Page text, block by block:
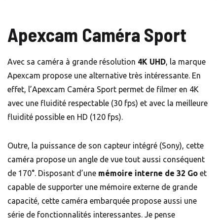
Apexcam Caméra Sport
Avec sa caméra à grande résolution 4K UHD, la marque
Apexcam propose une alternative très intéressante. En
effet, l’Apexcam Caméra Sport permet de filmer en 4K
avec une fluidité respectable (30 fps) et avec la meilleure
fluidité possible en HD (120 fps).
Outre, la puissance de son capteur intégré (Sony), cette
caméra propose un angle de vue tout aussi conséquent
de 170°. Disposant d’une mémoire interne de 32 Go et
capable de supporter une mémoire externe de grande
capacité, cette caméra embarquée propose aussi une
série de fonctionnalités interessantes. Je pense